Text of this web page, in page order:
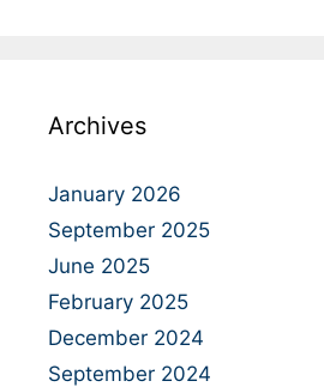
Archives
January 2026
September 2025
June 2025
February 2025
December 2024
September 2024